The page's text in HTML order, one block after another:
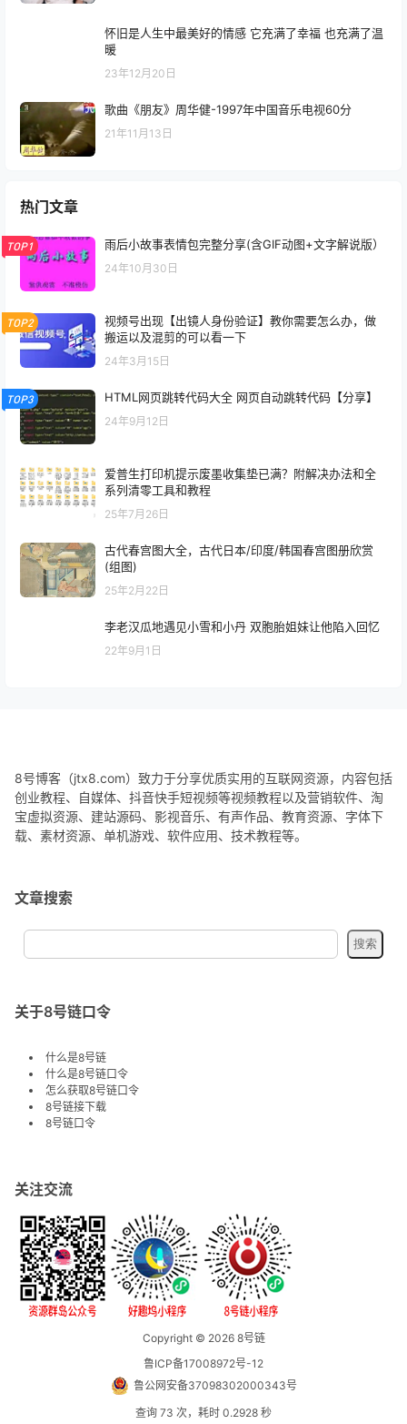
怀旧是人生中最美好的情感 它充满了幸福 也充满了温
暖
23年12月20日
歌曲《朋友》周华健-1997年中国音乐电视60分
21年11月13日
热门文章
TOP1 雨后小故事表情包完整分享(含GIF动图+文字解说版）
24年10月30日
TOP2
视频号出现【出镜人身份验证】教你需要怎么办，做
搬运以及混剪的可以看一下
24年3月15日
TOP3 HTML网页跳转代码大全 网页自动跳转代码【分享】
24年9月12日
爱普生打印机提示废墨收集垫已满？附解决办法和全
系列清零工具和教程
25年7月26日
古代春宫图大全，古代日本/印度/韩国春宫图册欣赏
(组图)
25年2月22日
李老汉瓜地遇见小雪和小丹 双胞胎姐妹让他陷入回忆
22年9月1日
8号博客（jtx8.com）致力于分享优质实用的互联网资源，内容包括
创业教程、自媒体、抖音快手短视频等视频教程以及营销软件、淘
宝虚拟资源、建站源码、影视音乐、有声作品、教育资源、字体下
载、素材资源、单机游戏、软件应用、技术教程等。
文章搜索
关于8号链口令
什么是8号链
什么是8号链口令
怎么获取8号链口令
8号链接下载
8号链口令
关注交流
Copyright © 20268号链
鲁ICP备17008972号-12
鲁公网安备37098302000343号
查询 73 次，耗时 0.2928 秒